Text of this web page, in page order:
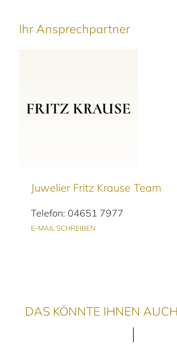
Ihr Ansprechpartner
Juwelier Fritz Krause Team
Telefon: 04651 7977
E-MAIL SCHREIBEN
DAS KÖNNTE IHNEN